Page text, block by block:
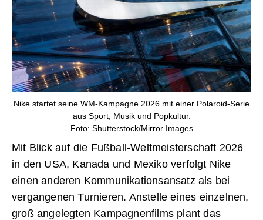
Nike startet seine WM-Kampagne 2026 mit einer Polaroid-Serie
aus Sport, Musik und Popkultur.
Foto: Shutterstock/Mirror Images
Mit Blick auf die Fußball-Weltmeisterschaft 2026
in den USA, Kanada und Mexiko verfolgt Nike
einen anderen Kommunikationsansatz als bei
vergangenen Turnieren. Anstelle eines einzelnen,
groß angelegten Kampagnenfilms plant das